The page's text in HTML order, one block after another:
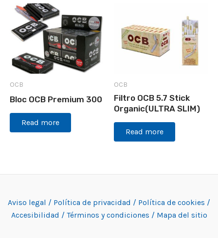
OCB
Bloc OCB Premium 300
Read more
OCB
Filtro OCB 5.7 Stick
Organic(ULTRA SLIM)
Read more
Aviso legal / Política de privacidad / Política de cookies /
Accesibilidad / Términos y condiciones / Mapa del sitio